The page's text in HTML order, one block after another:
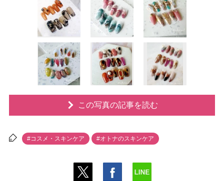
この写真の記事を読む
#コスメ・スキンケア #オトナのスキンケア